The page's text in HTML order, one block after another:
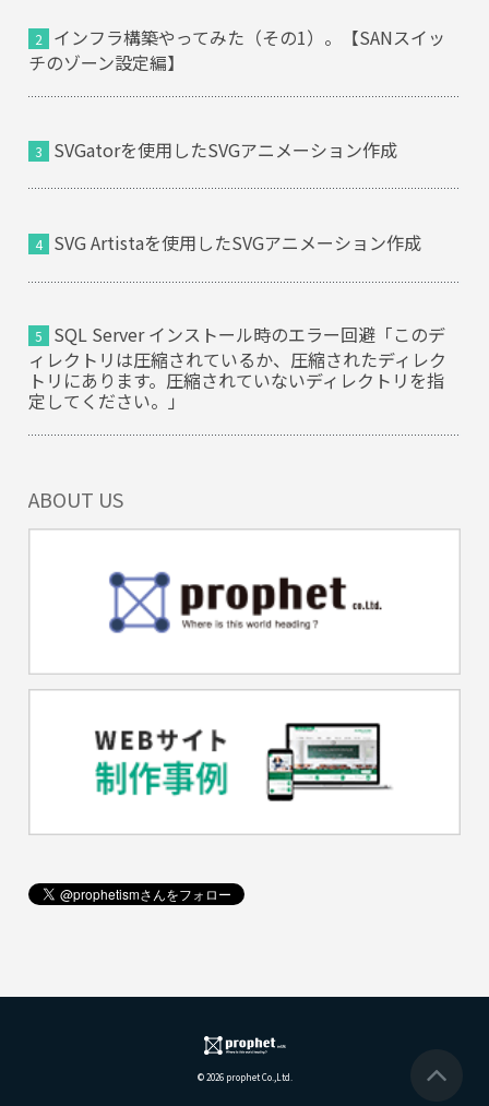
インフラ構築やってみた（その1）。【SANスイッ
チのゾーン設定編】
SVGatorを使用したSVGアニメーション作成
SVG Artistaを使用したSVGアニメーション作成
SQL Server インストール時のエラー回避「このデ
ィレクトリは圧縮されているか、圧縮されたディレク
トリにあります。圧縮されていないディレクトリを指
定してください。」
ABOUT US
© 2026 prophet Co.,Ltd.